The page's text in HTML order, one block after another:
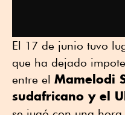
El 17 de junio tuvo
que ha dejado
entre el Mamelodi
sudafricano y el